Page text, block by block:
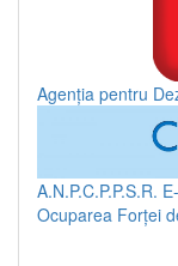
Agenția pentru
A.N.P.C.P.P.S.R.
Ocuparea Forței